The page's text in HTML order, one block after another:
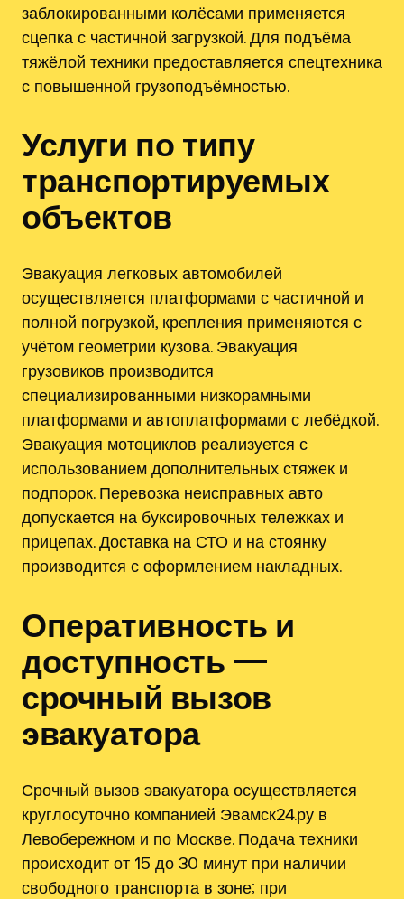
заблокированными колёсами применяется
сцепка с частичной загрузкой. Для подъёма
тяжёлой техники предоставляется спецтехника
с повышенной грузоподъёмностью.
Услуги по типу
транспортируемых
объектов
Эвакуация легковых автомобилей
осуществляется платформами с частичной и
полной погрузкой, крепления применяются с
учётом геометрии кузова. Эвакуация
грузовиков производится
специализированными низкорамными
платформами и автоплатформами с лебёдкой.
Эвакуация мотоциклов реализуется с
использованием дополнительных стяжек и
подпорок. Перевозка неисправных авто
допускается на буксировочных тележках и
прицепах. Доставка на СТО и на стоянку
производится с оформлением накладных.
Оперативность и
доступность —
срочный вызов
эвакуатора
Срочный вызов эвакуатора осуществляется
круглосуточно компанией Эвамск24.ру в
Левобережном и по Москве. Подача техники
происходит от 15 до 30 минут при наличии
свободного транспорта в зоне; при